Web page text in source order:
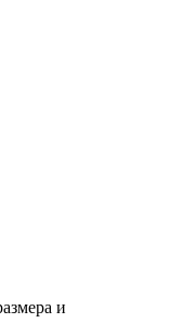
и